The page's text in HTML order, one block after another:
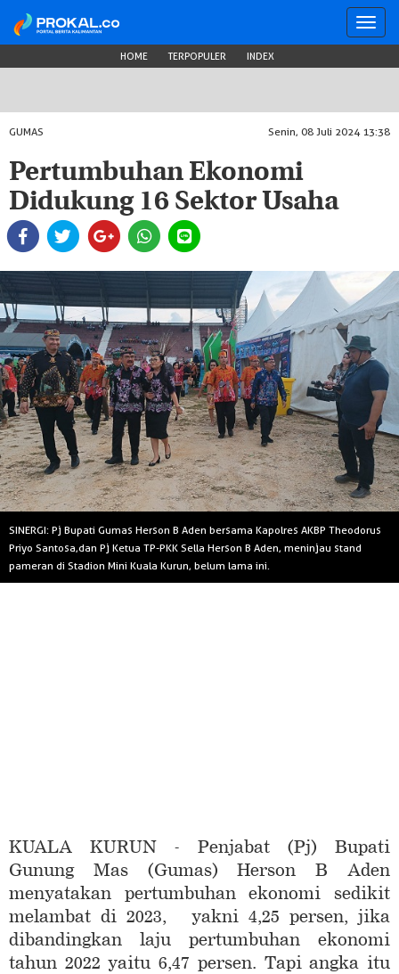
HOME TERPOPULER INDEX
GUMAS Senin, 08 Juli 2024 13:38
Pertumbuhan Ekonomi
Didukung 16 Sektor Usaha
SINERGI: Pj Bupati Gumas Herson B Aden bersama Kapolres AKBP Theodorus
Priyo Santosa,dan Pj Ketua TP-PKK Sella Herson B Aden, meninjau stand
pameran di Stadion Mini Kuala Kurun, belum lama ini.
KUALA KURUN - Penjabat (Pj) Bupati
Gunung Mas (Gumas) Herson B Aden
menyatakan pertumbuhan ekonomi sedikit
melambat di 2023, yakni 4,25 persen, jika
dibandingkan laju pertumbuhan ekonomi
tahun 2022 yaitu 6,47 persen. Tapi angka itu